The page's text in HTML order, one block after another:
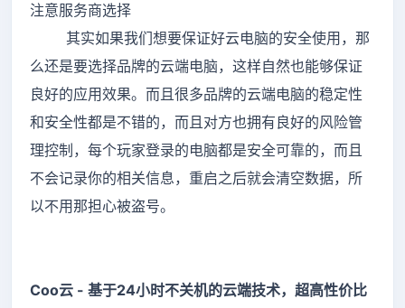
注意服务商选择
其实如果我们想要保证好云电脑的安全使用，那
么还是要选择品牌的云端电脑，这样自然也能够保证
良好的应用效果。而且很多品牌的云端电脑的稳定性
和安全性都是不错的，而且对方也拥有良好的风险管
理控制，每个玩家登录的电脑都是安全可靠的，而且
不会记录你的相关信息，重启之后就会清空数据，所
以不用那担心被盗号。
Coo云 - 基于24小时不关机的云端技术，超高性价比